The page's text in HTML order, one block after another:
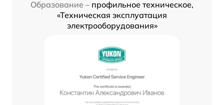
Образование – профильное техническое,
«Техническая эксплуатация
электрооборудования»